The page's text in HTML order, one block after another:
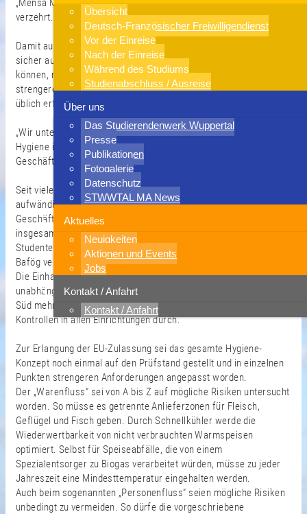
Übersicht
Deutsch-Französischer Freiwilligendienst
Vor der Einreise
Nach der Einreise
Während des Studiums
Studienabschluss / Ausreise
Über uns
Das Studierendenwerk Wuppertal
Presse
Publikationen
Fotogalerie
Datenschutz
STWWTAL MA News
Aktuelles
Neuigkeiten
Aktionen und Events
Jobs
Kontakt / Anfahrt
Kontakt / Anfahrt
„Mensa Musikhochschule“ und „Mensa Schulzentrum Süd“
verzehrt.
Damit auch die Gäste dieser Relaismensen zuverlässig und
sicher auf die Hygiene der angebotenen Lebensmittel vertrauen
können, muss deren Verarbeitung in der Hauptmensa nach noch
strengeren Regeln als in der Gemeinschaftsverpflegung ohnehin
üblich erfolgen.
„Wir unterscheiden uns damit nicht mehr erheblich von der
Hygiene in einem Operationssaal“, erklärt Fritz Berger,
Geschäftsführer des Hochschul-Sozialwerks.
Seit vielen Jahren schon werde beim Hochschul-Sozialwerk ein
aufwändiges Hygienekonzept praktiziert, versichert der
Geschäftsführer des Studentenwerks, das neben seinen
insgesamt 10 Mensen und Cafeterien noch 13
Studentenwohnheime betreibt und für die Durchführung des
Bafög verantwortlich ist.
Die Einhaltung werde nicht nur ständig intern, sondern auch von
unabhängigen Prüfern überwacht. So führe zum Beispiel der TÜV
Süd mehrfach jährlich unangemeldete mikrobiologische
Kontrollen in allen Einrichtungen durch.
Zur Erlangung der EU-Zulassung sei das gesamte Hygiene-
Konzept noch einmal auf den Prüfstand gestellt und in einzelnen
Punkten strengeren Anforderungen angepasst worden.
Der „Warenfluss“ sei von A bis Z auf mögliche Risiken untersucht
worden. So müsse es getrennte Anlieferzonen für Fleisch,
Geflügel und Fisch geben. Durch Schnellkühler werde die
Wiederwertbarkeit von nicht verbrauchten Warmspeisen
optimiert. Selbst für Speiseabfälle, die von einem
Spezialentsorger zu Biogas verarbeitet würden, müsse zu jeder
Jahreszeit eine Mindesttemperatur eingehalten werden.
Auch beim sogenannten „Personenfluss“ seien mögliche Risiken
unbedingt zu vermeiden. So dürfe die vorgeschriebene